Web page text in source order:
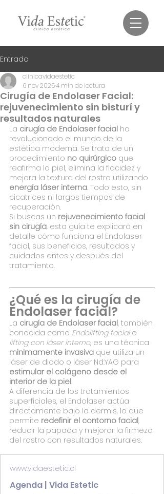
Entrada
Cirugía de Endolaser Facial:
rejuvenecimiento sin bisturí y
resultados naturales
clinicavidaestetic
6 nov 20254 min de lectura
La cirugía de Endolaser facial ha
revolucionado el mundo de la
estética moderna. Se trata de un
procedimiento no quirúrgico que
reafirma la piel, elimina la flacidez y
mejora la textura del rostro utilizando
energía láser interna. Todo esto, sin
cicatrices ni largos tiempos de
recuperación.
Si buscas un rejuvenecimiento facial
sin cirugía, esta guía te explicará en
detalle cómo funciona el Endolaser
facial, sus beneficios, resultados y
cuidados antes y después del
tratamiento.
¿Qué es la cirugía de
Endolaser facial?
La cirugía de Endolaser facial, también
conocida como Endolifting facial o
lifting con láser interno, es una técnica
minimamente invasiva que utiliza un
láser de diodo o láser Nd:YAG para
estimular el colágeno desde el
interior de la piel.
A diferencia de los tratamientos
superficiales, el Endolaser actúa
directamente bajo la dermis, lo que
permite redefinir el contorno facial,
reducir la papada y mejorar la firmeza
del rostro con resultados naturales.
www.vidaestetic.cl
Agenda | Vida Estetic